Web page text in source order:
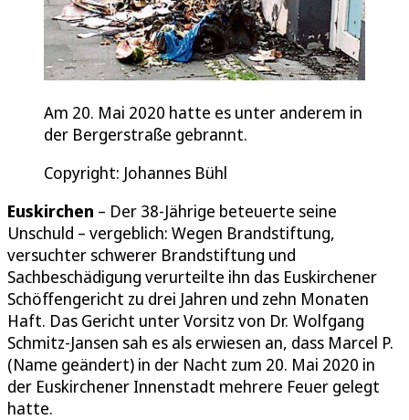
Am 20. Mai 2020 hatte es unter anderem in
der Bergerstraße gebrannt.
Copyright: Johannes Bühl
Euskirchen – Der 38-Jährige beteuerte seine
Unschuld – vergeblich: Wegen Brandstiftung,
versuchter schwerer Brandstiftung und
Sachbeschädigung verurteilte ihn das Euskirchener
Schöffengericht zu drei Jahren und zehn Monaten
Haft. Das Gericht unter Vorsitz von Dr. Wolfgang
Schmitz-Jansen sah es als erwiesen an, dass Marcel P.
(Name geändert) in der Nacht zum 20. Mai 2020 in
der Euskirchener Innenstadt mehrere Feuer gelegt
hatte.